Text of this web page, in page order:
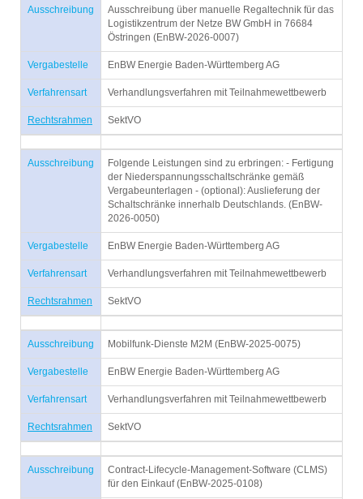
Ausschreibung
Ausschreibung über manuelle Regaltechnik für das
Logistikzentrum der Netze BW GmbH in 76684
Östringen (EnBW-2026-0007)
Vergabestelle EnBW Energie Baden-Württemberg AG
Verfahrensart Verhandlungsverfahren mit Teilnahmewettbewerb
Rechtsrahmen SektVO
Ausschreibung
Folgende Leistungen sind zu erbringen: - Fertigung
der Niederspannungsschaltschränke gemäß
Vergabeunterlagen - (optional): Auslieferung der
Schaltschränke innerhalb Deutschlands. (EnBW-
2026-0050)
Vergabestelle EnBW Energie Baden-Württemberg AG
Verfahrensart Verhandlungsverfahren mit Teilnahmewettbewerb
Rechtsrahmen SektVO
Ausschreibung Mobilfunk-Dienste M2M (EnBW-2025-0075)
Vergabestelle EnBW Energie Baden-Württemberg AG
Verfahrensart Verhandlungsverfahren mit Teilnahmewettbewerb
Rechtsrahmen SektVO
Ausschreibung
Contract-Lifecycle-Management-Software (CLMS)
für den Einkauf (EnBW-2025-0108)